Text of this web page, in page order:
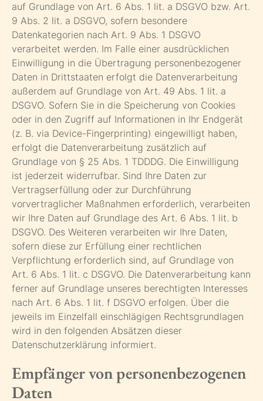
auf Grundlage von Art. 6 Abs. 1 lit. a DSGVO bzw. Art.
9 Abs. 2 lit. a DSGVO, sofern besondere
Datenkategorien nach Art. 9 Abs. 1 DSGVO
verarbeitet werden. Im Falle einer ausdrücklichen
Einwilligung in die Übertragung personenbezogener
Daten in Drittstaaten erfolgt die Datenverarbeitung
außerdem auf Grundlage von Art. 49 Abs. 1 lit. a
DSGVO. Sofern Sie in die Speicherung von Cookies
oder in den Zugriff auf Informationen in Ihr Endgerät
(z. B. via Device-Fingerprinting) eingewilligt haben,
erfolgt die Datenverarbeitung zusätzlich auf
Grundlage von § 25 Abs. 1 TDDDG. Die Einwilligung
ist jederzeit widerrufbar. Sind Ihre Daten zur
Vertragserfüllung oder zur Durchführung
vorvertraglicher Maßnahmen erforderlich, verarbeiten
wir Ihre Daten auf Grundlage des Art. 6 Abs. 1 lit. b
DSGVO. Des Weiteren verarbeiten wir Ihre Daten,
sofern diese zur Erfüllung einer rechtlichen
Verpflichtung erforderlich sind, auf Grundlage von
Art. 6 Abs. 1 lit. c DSGVO. Die Datenverarbeitung kann
ferner auf Grundlage unseres berechtigten Interesses
nach Art. 6 Abs. 1 lit. f DSGVO erfolgen. Über die
jeweils im Einzelfall einschlägigen Rechtsgrundlagen
wird in den folgenden Absätzen dieser
Datenschutzerklärung informiert.
Empfänger von personenbezogenen
Daten